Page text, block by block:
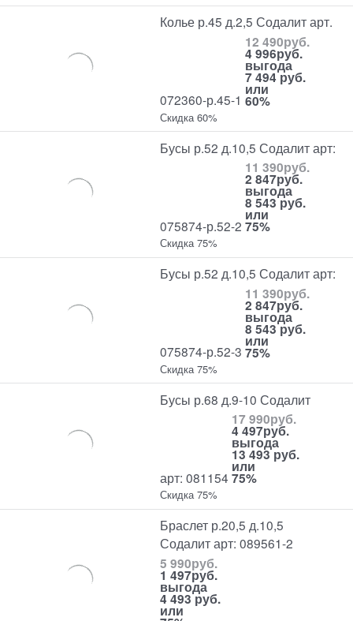
Колье р.45 д.2,5 Содалит арт.
072360-р.45-1
12 490руб.
4 996руб.
выгода
7 494 руб.
или
60%
Скидка 60%
Бусы р.52 д.10,5 Содалит арт:
075874-р.52-2
11 390руб.
2 847руб.
выгода
8 543 руб.
или
75%
Скидка 75%
Бусы р.52 д.10,5 Содалит арт:
075874-р.52-3
11 390руб.
2 847руб.
выгода
8 543 руб.
или
75%
Скидка 75%
Бусы р.68 д.9-10 Содалит
арт: 081154
17 990руб.
4 497руб.
выгода
13 493 руб.
или
75%
Скидка 75%
Браслет р.20,5 д.10,5
Содалит арт: 089561-2
5 990руб.
1 497руб.
выгода
4 493 руб.
или